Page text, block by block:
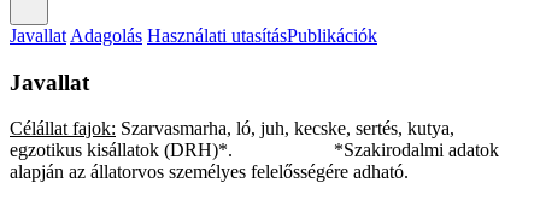
Javallat Adagolás Használati utasításPublikációk
Javallat
Célállat fajok: Szarvasmarha, ló, juh, kecske, sertés, kutya,
egzotikus kisállatok (DRH)*. *Szakirodalmi adatok
alapján az állatorvos személyes felelősségére adható.